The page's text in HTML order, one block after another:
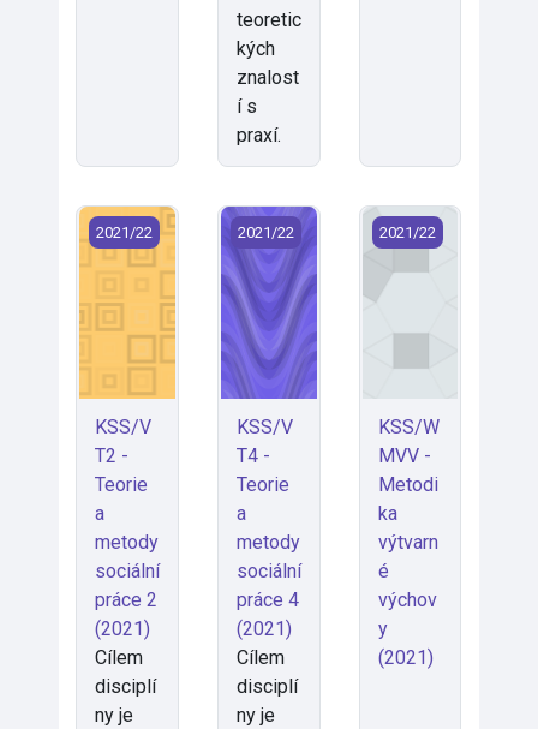
teoretic
kých
znalost
í s
praxí.
KSS/VT2 - Teorie a metody sociální práce 2 (2021)
2021/22
KSS/V
T2 -
Teorie
a
metody
sociální
práce 2
(2021)
Cílem
disciplí
ny je
KSS/VT4 - Teorie a metody sociální
2021/22
KSS/V
T4 -
Teorie
a
metody
sociální
práce 4
(2021)
Cílem
disciplí
ny je
KSS/WMVV -
2021/22
KSS/W
MVV -
Metodi
ka
výtvarn
é
výchov
y
(2021)